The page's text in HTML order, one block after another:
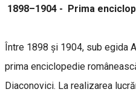
1898–1904 - Prima
Între 1898 și 1904, sub egida
prima enciclopedie
Diaconovici. La realizarea